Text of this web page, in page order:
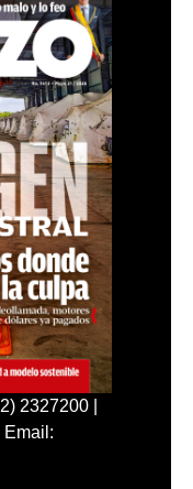
2327200 |
Email: